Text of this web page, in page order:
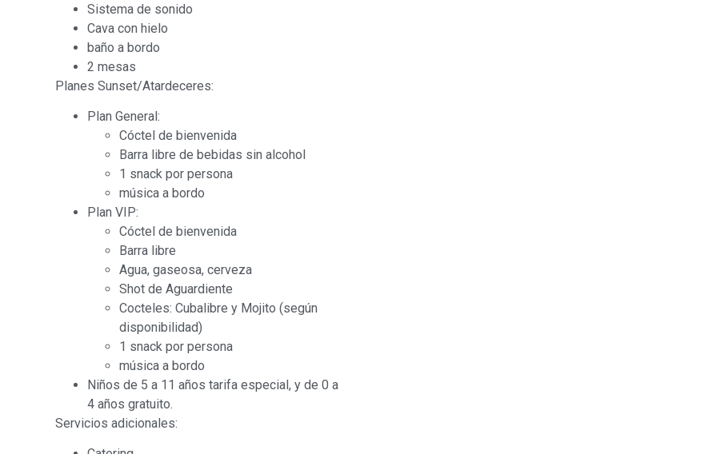
Sistema de sonido
Cava con hielo
baño a bordo
2 mesas
Planes Sunset/Atardeceres:
Plan General:
Cóctel de bienvenida
Barra libre de bebidas sin alcohol
1 snack por persona
música a bordo
Plan VIP:
Cóctel de bienvenida
Barra libre
Agua, gaseosa, cerveza
Shot de Aguardiente
Cocteles: Cubalibre y Mojito (según
disponibilidad)
1 snack por persona
música a bordo
Niños de 5 a 11 años tarifa especial, y de 0 a
4 años gratuito.
Servicios adicionales: